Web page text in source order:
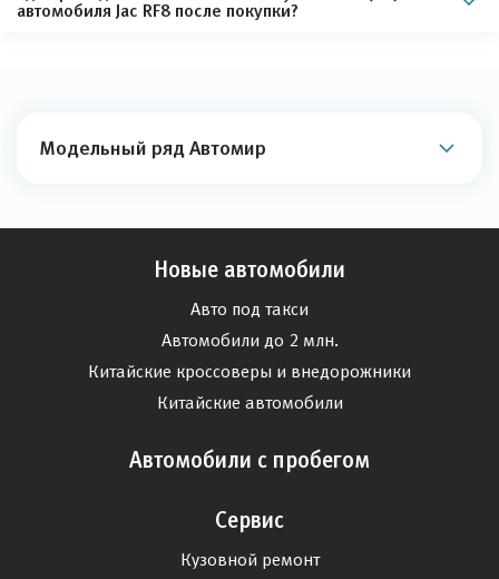
автомобиля Jac RF8 после покупки?
Модельный ряд Автомир
Новые автомобили
Авто под такси
Автомобили до 2 млн.
Китайские кроссоверы и внедорожники
Китайские автомобили
Автомобили с пробегом
Сервис
Кузовной ремонт